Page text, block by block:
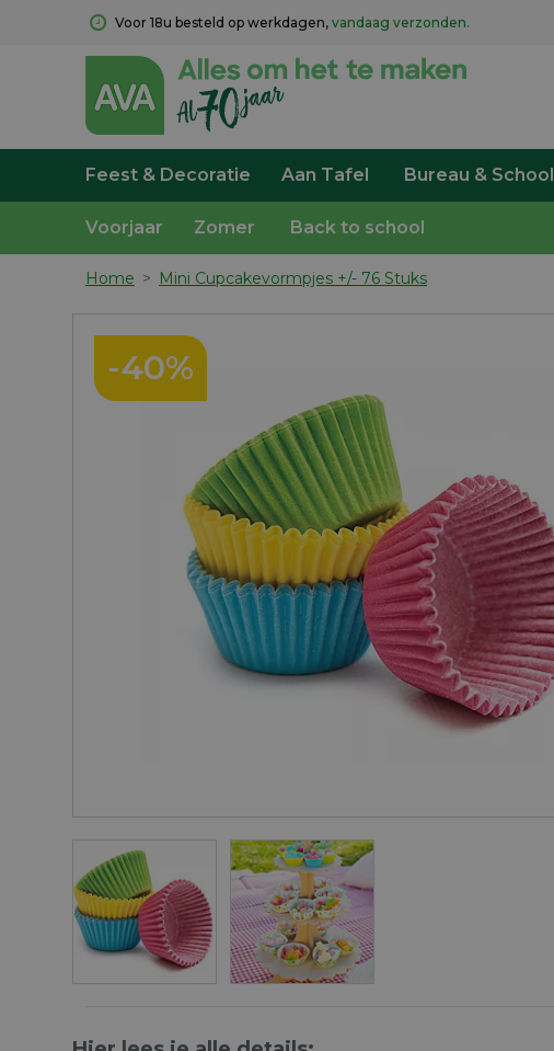
Voor 18u besteld op werkdagen, vandaag verzonden.
Feest & Decoratie Aan Tafel Bureau & School
Voorjaar Zomer Back to school
Home > Mini Cupcakevormpjes +/- 76 Stuks
-40%